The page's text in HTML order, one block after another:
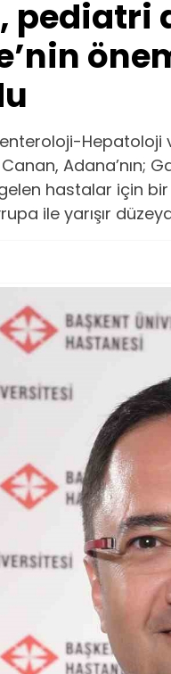
pediatri
Hepatoloji
Adana’nın;
hastalar için bir
ile yarışır